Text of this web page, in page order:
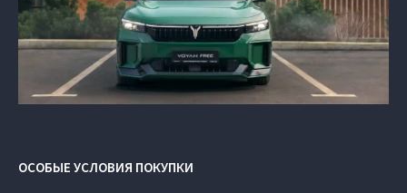
ОСОБЫЕ УСЛОВИЯ ПОКУПКИ